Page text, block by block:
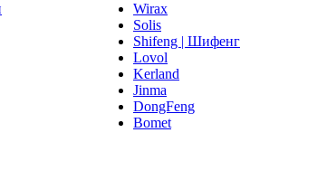
Wirax
Solis
Shifeng | Шифенг
Lovol
Kerland
Jinma
DongFeng
Bomet